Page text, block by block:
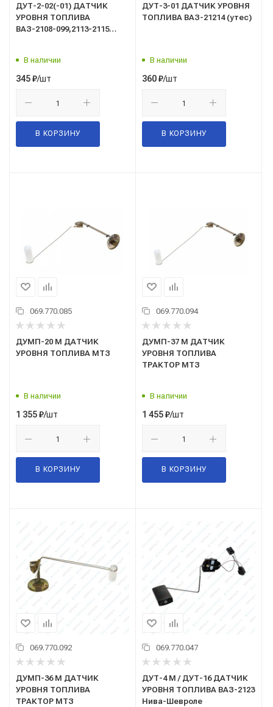
ДУТ-2-02(-01) ДАТЧИК
УРОВНЯ ТОПЛИВА
ВАЗ-2108-099,2113-2115
В наличии
345₽/шт
В КОРЗИНУ
ДУТ-3-01 ДАТЧИК УРОВНЯ
ТОПЛИВА ВАЗ-21214 (утес)
В наличии
360₽/шт
В КОРЗИНУ
069.770.085
ДУМП-20 М ДАТЧИК
УРОВНЯ ТОПЛИВА МТЗ
В наличии
1 355₽/шт
В КОРЗИНУ
069.770.094
ДУМП-37 М ДАТЧИК
УРОВНЯ ТОПЛИВА
ТРАКТОР МТЗ
В наличии
1 455₽/шт
В КОРЗИНУ
069.770.092
ДУМП-36 М ДАТЧИК
УРОВНЯ ТОПЛИВА
ТРАКТОР МТЗ
069.770.047
ДУТ-4 М / ДУТ-16 ДАТЧИК
УРОВНЯ ТОПЛИВА ВАЗ-2123
Нива-Шевроле